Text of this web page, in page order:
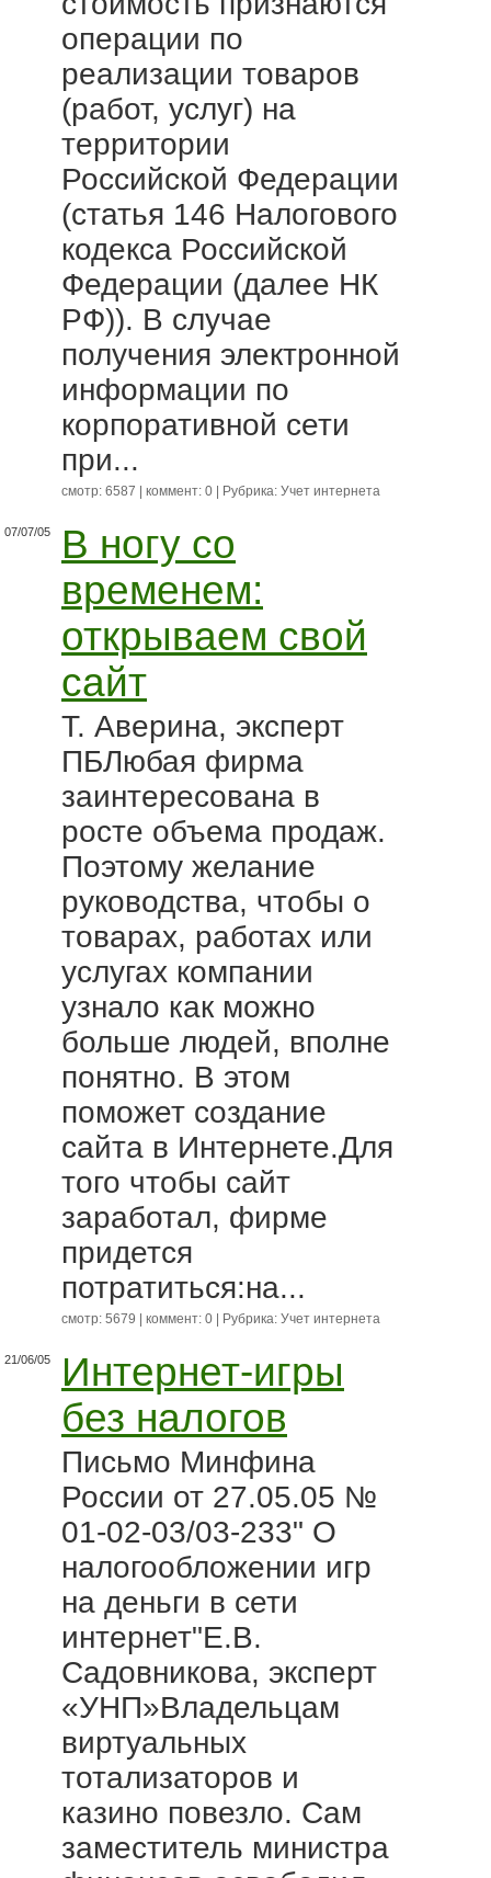
операции по
реализации товаров
(работ, услуг) на
территории
Российской Федерации
(статья 146 Налогового
кодекса Российской
Федерации (далее НК
РФ)). В случае
получения электронной
информации по
корпоративной сети
при...
смотр: 6587 | коммент: 0 | Рубрика: Учет интернета
07/07/05
В ногу со
временем:
открываем свой
сайт
Т. Аверина, эксперт
ПБЛюбая фирма
заинтересована в
росте объема продаж.
Поэтому желание
руководства, чтобы о
товарах, работах или
услугах компании
узнало как можно
больше людей, вполне
понятно. В этом
поможет создание
сайта в Интернете.Для
того чтобы сайт
заработал, фирме
придется
потратиться:на...
смотр: 5679 | коммент: 0 | Рубрика: Учет интернета
21/06/05
Интернет-игры
без налогов
Письмо Минфина
России от 27.05.05 №
01-02-03/03-233" О
налогообложении игр
на деньги в сети
интернет"Е.В.
Садовникова, эксперт
«УНП»Владельцам
виртуальных
тотализаторов и
казино повезло. Сам
заместитель министра